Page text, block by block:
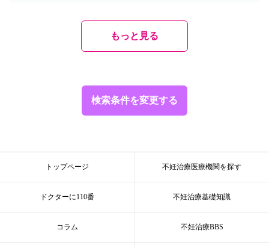
検索条件を変更する
もっと見る
トップページ 不妊治療医療機関を探す
ドクターに110番 不妊治療基礎知識
コラム 不妊治療BBS